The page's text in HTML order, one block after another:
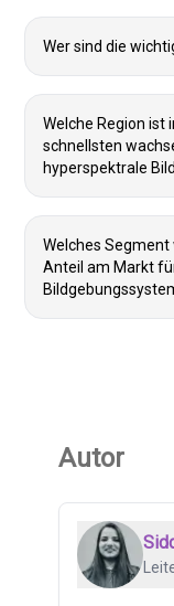
Wer sind die
Welche Region
schnellsten
hyperspektrale
Welches
Anteil am Markt
Autor